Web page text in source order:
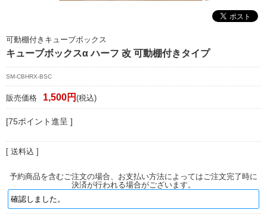
可動棚付きキューブボックス
キューブボックスα ハーフ 改 可動棚付きタイプ
SM-CBHRX-BSC
販売価格 1,500円 (税込)
[75ポイント進呈 ]
[ 送料込 ]
予約商品を含むご注文の場合、お支払い方法によってはご注文完了時に
決済が行われる場合がございます。